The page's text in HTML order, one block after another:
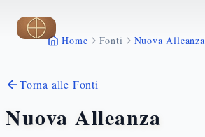
Vai al contenuto principale
Home Fonti Nuova Alleanza
Torna alle Fonti
Nuova Alleanza